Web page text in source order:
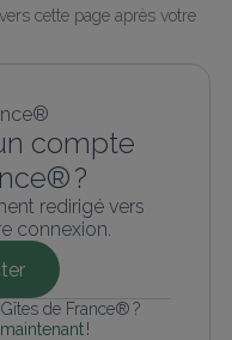
cette page après votre
compte
?
redirigé vers
connexion.
de France® ?
!